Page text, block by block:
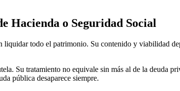
Hacienda o Seguridad Social
liquidar todo el patrimonio. Su contenido y viabilidad
Su tratamiento no equivale sin más al de la deuda
pública desaparece siempre.